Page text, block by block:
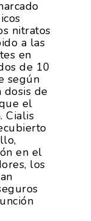
nitratos
a las
en
de 10
según
dosis de
el
Cialis
en el
los
Y Salud
2017
2016
2015
Contra El
Destacados
De La
De
Y Hortalizas
Nutrición